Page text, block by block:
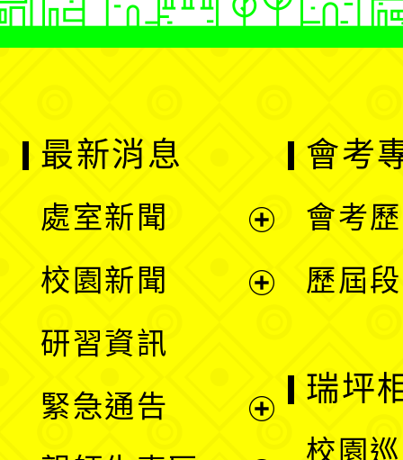
最新消息
處室新聞
單
校園新聞
選
研習資訊
緊急通告
會考
會考
歷屆
瑞坪
校園